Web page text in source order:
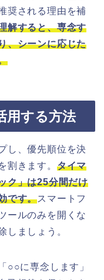
奨される理由を補
解すると、専念す
、シーンに応じた
用する方法
し、優先順位を決
割きます。 タイマ
ク」は25分間だけ
です。スマートフ
ールのみを開くな
しましょう。
○○に専念します」